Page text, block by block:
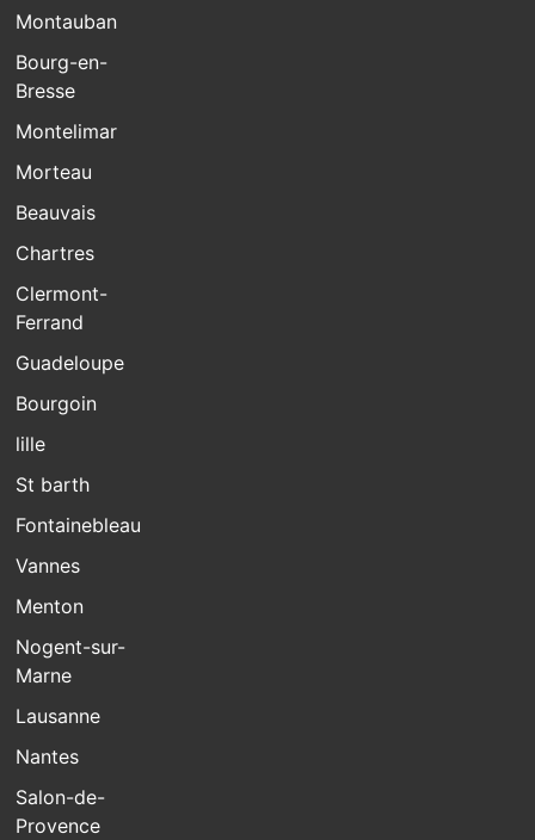
Montauban
Bourg-en-
Bresse
Montelimar
Morteau
Beauvais
Chartres
Clermont-
Ferrand
Guadeloupe
Bourgoin
lille
St barth
Fontainebleau
Vannes
Menton
Nogent-sur-
Marne
Lausanne
Nantes
Salon-de-
Provence